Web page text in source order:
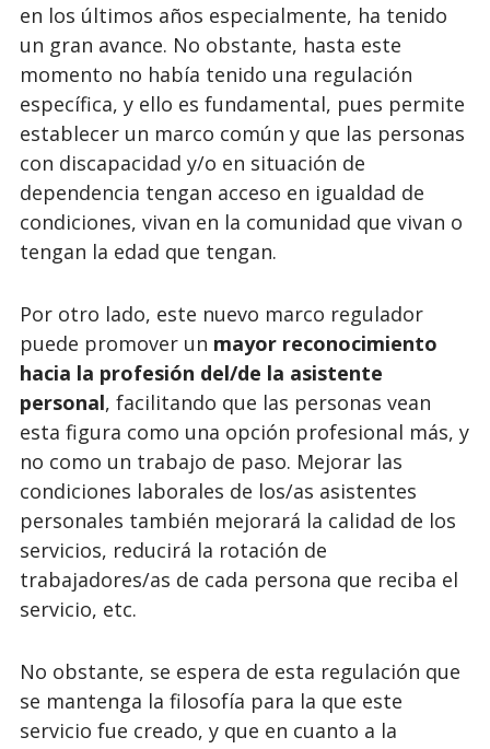
en los últimos años especialmente, ha tenido
un gran avance. No obstante, hasta este
momento no había tenido una regulación
específica, y ello es fundamental, pues permite
establecer un marco común y que las personas
con discapacidad y/o en situación de
dependencia tengan acceso en igualdad de
condiciones, vivan en la comunidad que vivan o
tengan la edad que tengan.
Por otro lado, este nuevo marco regulador
puede promover un mayor reconocimiento
hacia la profesión del/de la asistente
personal, facilitando que las personas vean
esta figura como una opción profesional más, y
no como un trabajo de paso. Mejorar las
condiciones laborales de los/as asistentes
personales también mejorará la calidad de los
servicios, reducirá la rotación de
trabajadores/as de cada persona que reciba el
servicio, etc.
No obstante, se espera de esta regulación que
se mantenga la filosofía para la que este
servicio fue creado, y que en cuanto a la